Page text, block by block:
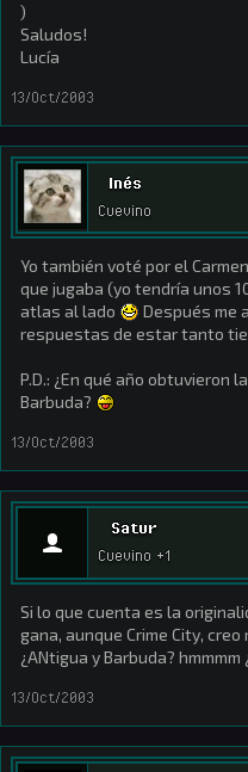
)
Saludos!
Lucía
13/Oct/2003
Inés
Cuevino
Yo también voté por el Carmen
que jugaba (yo tendría unos
atlas al lado
Después me
respuestas de estar tanto
P.D.: ¿En qué año obtuvieron
Barbuda?
13/Oct/2003
Satur
Cuevino +1
Si lo que cuenta es la
gana, aunque Crime City,
¿ANtigua y Barbuda? hmmmm
13/Oct/2003